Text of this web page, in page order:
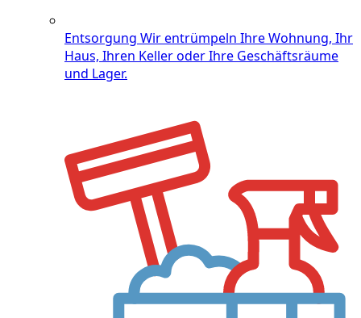
Entsorgung Wir entrümpeln Ihre Wohnung, Ihr
Haus, Ihren Keller oder Ihre Geschäftsräume
und Lager.